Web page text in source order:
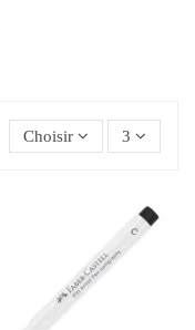
Choisir 3